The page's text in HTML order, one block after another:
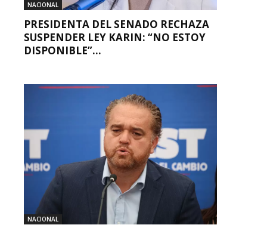
NACIONAL
PRESIDENTA DEL SENADO RECHAZA
SUSPENDER LEY KARIN: “NO ESTOY
DISPONIBLE”...
NACIONAL